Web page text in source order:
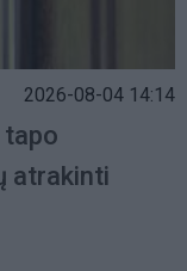
2026-08-04 14:14
atrakinti